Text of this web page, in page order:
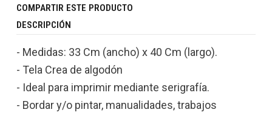
COMPARTIR ESTE PRODUCTO
DESCRIPCIÓN
- Medidas: 33 Cm (ancho) x 40 Cm (largo).
- Tela Crea de algodón
- Ideal para imprimir mediante serigrafía.
- Bordar y/o pintar, manualidades, trabajos